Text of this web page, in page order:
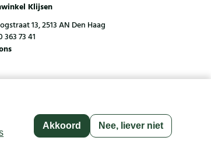
Akkoord Nee, liever niet
Klijsen
13, 2513 AN Den Haag
363 73 41